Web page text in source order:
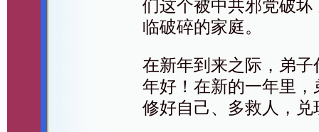
们这个被中共邪党破
临破碎的家庭。
在新年到来之际，弟
年好！在新的一年里
修好自己、多救人，